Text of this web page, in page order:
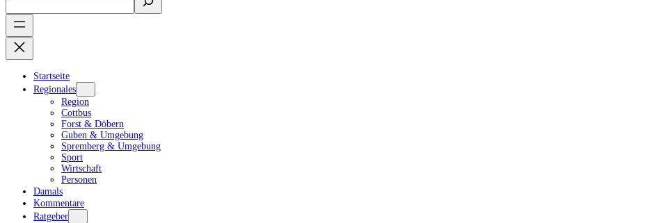
Startseite
Regionales
Region
Cottbus
Forst & Döbern
Guben & Umgebung
Spremberg & Umgebung
Sport
Wirtschaft
Personen
Damals
Kommentare
Ratgeber